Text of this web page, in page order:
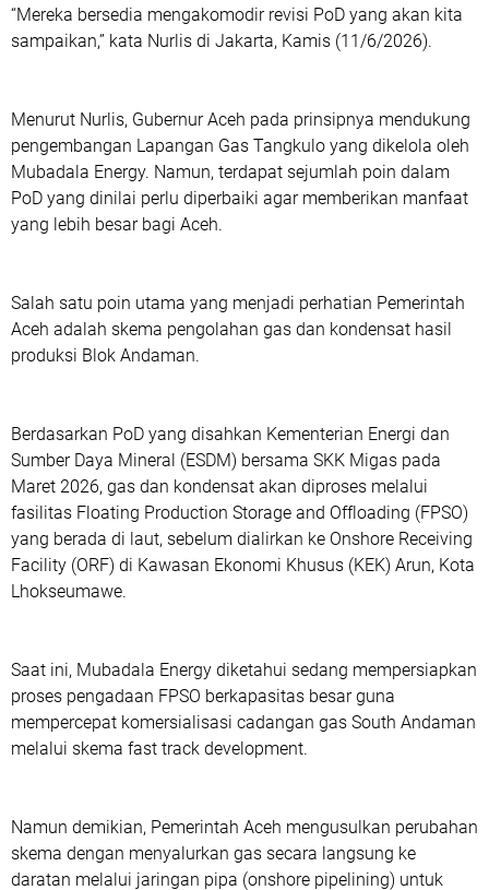
“Mereka bersedia mengakomodir revisi PoD yang akan kita
sampaikan,” kata Nurlis di Jakarta, Kamis (11/6/2026).
Menurut Nurlis, Gubernur Aceh pada prinsipnya mendukung
pengembangan Lapangan Gas Tangkulo yang dikelola oleh
Mubadala Energy. Namun, terdapat sejumlah poin dalam
PoD yang dinilai perlu diperbaiki agar memberikan manfaat
yang lebih besar bagi Aceh.
Salah satu poin utama yang menjadi perhatian Pemerintah
Aceh adalah skema pengolahan gas dan kondensat hasil
produksi Blok Andaman.
Berdasarkan PoD yang disahkan Kementerian Energi dan
Sumber Daya Mineral (ESDM) bersama SKK Migas pada
Maret 2026, gas dan kondensat akan diproses melalui
fasilitas Floating Production Storage and Offloading (FPSO)
yang berada di laut, sebelum dialirkan ke Onshore Receiving
Facility (ORF) di Kawasan Ekonomi Khusus (KEK) Arun, Kota
Lhokseumawe.
Saat ini, Mubadala Energy diketahui sedang mempersiapkan
proses pengadaan FPSO berkapasitas besar guna
mempercepat komersialisasi cadangan gas South Andaman
melalui skema fast track development.
Namun demikian, Pemerintah Aceh mengusulkan perubahan
skema dengan menyalurkan gas secara langsung ke
daratan melalui jaringan pipa (onshore pipelining) untuk